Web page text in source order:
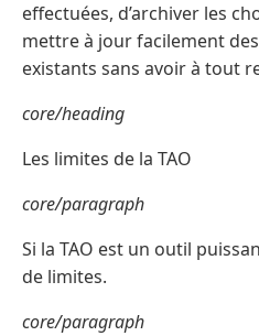
effectuées, d’archiver les
mettre à jour facilement
existants sans avoir à tout
core/heading
Les limites de la TAO
core/paragraph
Si la TAO est un outil
de limites.
core/paragraph